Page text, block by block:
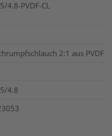
4.8-PVDF-CL
2:1 aus PVDF
4.8